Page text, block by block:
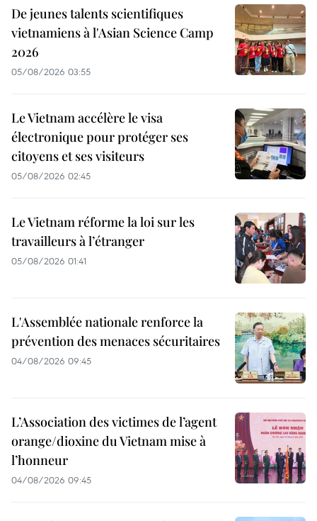
De jeunes talents scientifiques
vietnamiens à l'Asian Science Camp
2026
05/08/2026 03:55
Le Vietnam accélère le visa
électronique pour protéger ses
citoyens et ses visiteurs
05/08/2026 02:45
Le Vietnam réforme la loi sur les
travailleurs à l’étranger
05/08/2026 01:41
L'Assemblée nationale renforce la
prévention des menaces sécuritaires
04/08/2026 09:45
L’Association des victimes de l’agent
orange/dioxine du Vietnam mise à
l’honneur
04/08/2026 09:45